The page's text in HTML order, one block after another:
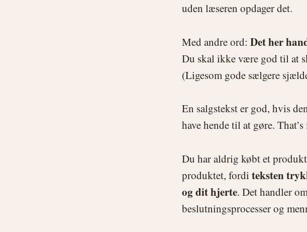
uden læseren opdager det.
Med andre ord: Det her
Du skal ikke være god til at
(Ligesom gode sælgere
En salgstekst er god, hvis
have hende til at gøre.
Du har aldrig købt et
produktet, fordi teksten
og dit hjerte. Det handler
beslutningsprocesser og